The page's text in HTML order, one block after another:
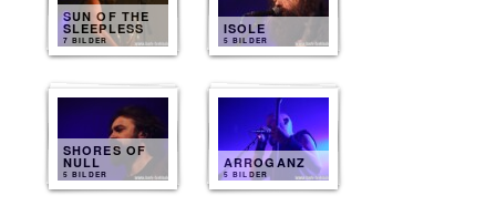
SUN OF THE
SLEEPLESS
7 BILDER
ISOLE
5 BILDER
SHORES OF
NULL
5 BILDER
ARROGANZ
5 BILDER